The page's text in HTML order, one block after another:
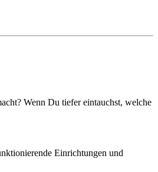
Wenn Du tiefer eintauchst, welche
Einrichtungen und